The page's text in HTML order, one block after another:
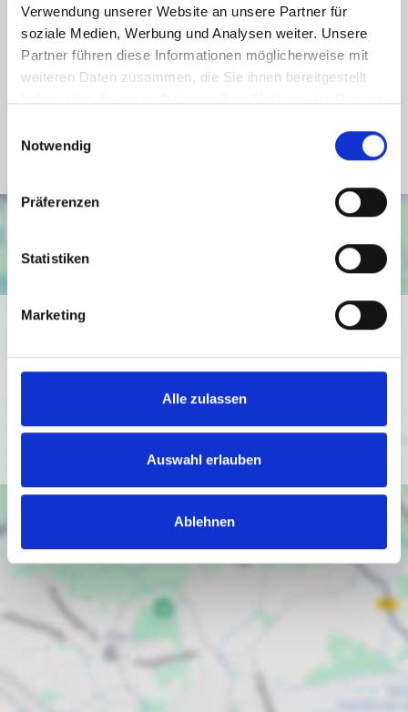
Verwendung unserer Website an unsere Partner für
soziale Medien, Werbung und Analysen weiter. Unsere
Partner führen diese Informationen möglicherweise mit
weiteren Daten zusammen, die Sie ihnen bereitgestellt
Notwendig
Präferenzen
Statistiken
Marketing
Alle zulassen
Auswahl erlauben
Ablehnen
Energieausweis Werteklasse
H
Energieausweis Baujahr
1974
Energieausweis Gebäudeart
Wohngebäude
Heizung
Zentralheizung
Ich bin damit einverstanden, dass mir Karten von Google
Datenschutzbedingungen von Google
https://policies.google.com/privacy